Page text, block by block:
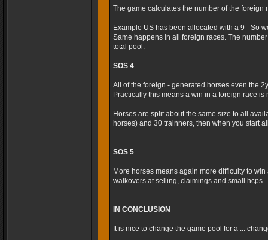
The game calculates the number of the foreign
Example US has been allocated with a 9 - So
Same happens in all foreign races. The
total pool.
SOS 4
All of the foreign - generated horses even the
Practically this means a win in a foreign race is
Horses are split about the same size to all
horses) and 30 trainners, then when you start
SOS 5
More horses means again more difficulty to
walkovers at selling, claimings and small hcps
IN CONCLUSION
It is nice to change the game pool for a ...